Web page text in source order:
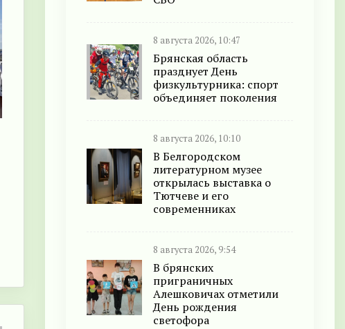
8 августа 2026, 10:47
Брянская область
празднует День
физкультурника: спорт
объединяет поколения
8 августа 2026, 10:10
В Белгородском
литературном музее
открылась выставка о
Тютчеве и его
современниках
8 августа 2026, 9:54
В брянских
приграничных
Алешковичах отметили
День рождения
светофора